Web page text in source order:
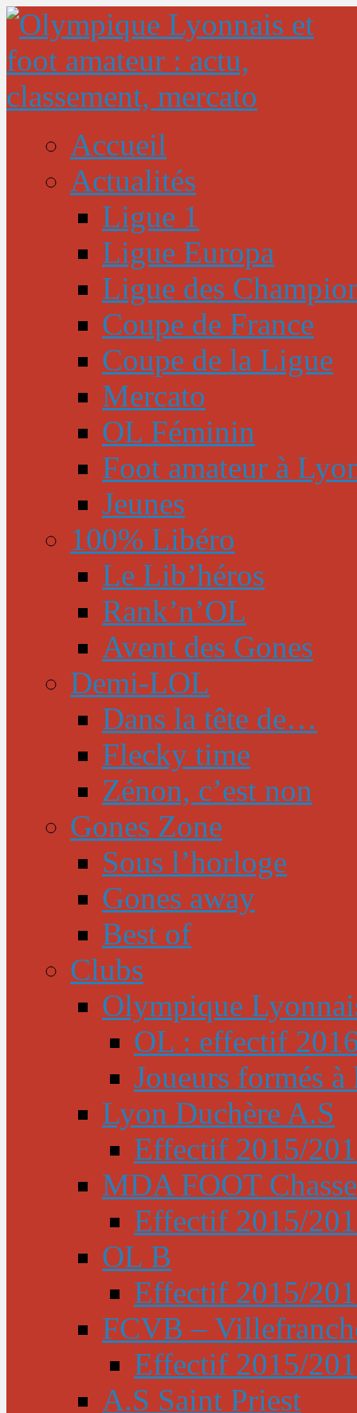
Accueil
Actualités
Ligue 1
Ligue Europa
Ligue des
Coupe de France
Coupe de la Ligue
Mercato
OL Féminin
Foot amateur à
Jeunes
100% Libéro
Le Lib’héros
Rank’n’OL
Avent des Gones
Demi-LOL
Dans la tête de…
Flecky time
Zénon, c’est non
Gones Zone
Sous l’horloge
Gones away
Best of
Clubs
Olympique
OL : effectif
Joueurs formés
Lyon Duchère A.S
Effectif 2015/
MDA FOOT
Effectif 2015/
OL B
Effectif 2015/
FCVB –
Effectif 2015/
A.S Saint Priest